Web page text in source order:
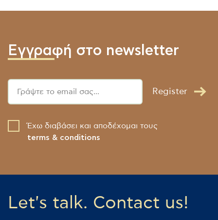
Εγγραφή στο newsletter
Register
Έχω διαβάσει και αποδέχομαι τους
terms & conditions
Let's talk. Contact us!